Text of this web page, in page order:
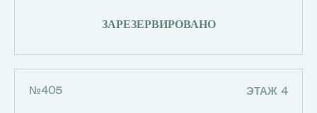
ЗАРЕЗЕРВИРОВАНО
№405 ЭТАЖ 4